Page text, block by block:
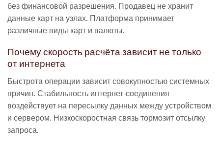
без финансовой разрешения. Продавец не хранит
данные карт на узлах. Платформа принимает
различные виды карт и валюты.
Почему скорость расчёта зависит не только
от интернета
Быстрота операции зависит совокупностью системных
причин. Стабильность интернет-соединения
воздействует на пересылку данных между устройством
и сервером. Низкоскоростная связь тормозит отсылку
запроса.